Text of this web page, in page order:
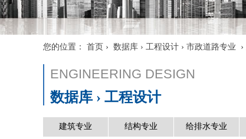
您的位置： 首页 › 数据库 › 工程设计 › 市政道路专业 ›
ENGINEERING DESIGN
数据库 › 工程设计
建筑专业 结构专业 给排水专业